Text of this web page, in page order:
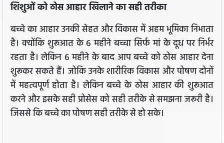
शिशुओं को ठोस आहार खिलाने का सही तरीका
बच्चे का आहार उनकी सेहत और विकास में अहम भूमिका निभाता
है। क्योंकि शुरूआत के 6 महीने बच्चा सिर्फ मां के दूध पर निर्भर
रहता है। लेकिन 6 महीने के बाद आप बच्चे को ठोस आहार देना
शुरूकर सकते हैं। जोकि उनके शारीरिक विकास और पोषण दोनों
में महत्वपूर्ण होता है। लेकिन बच्चे के ठोस आहार की शुरूआत
करने और इसके सही प्रोसेस को सही तरीके से समझना जरूरी है।
जिससे कि बच्चे का पोषण सही तरीके से हो सके।